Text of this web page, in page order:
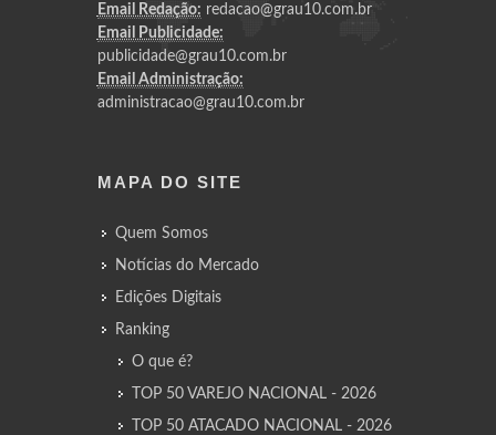
Email Redação: redacao@grau10.com.br
Email Publicidade:
publicidade@grau10.com.br
Email Administração:
administracao@grau10.com.br
MAPA DO SITE
Quem Somos
Notícias do Mercado
Edições Digitais
Ranking
O que é?
TOP 50 VAREJO NACIONAL - 2026
TOP 50 ATACADO NACIONAL - 2026